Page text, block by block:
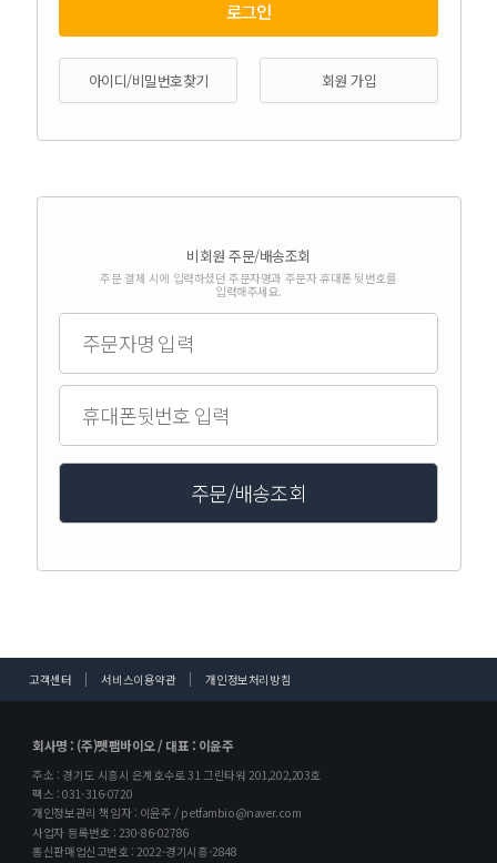
아이디/비밀번호찾기 회원 가입
비회원 주문/배송조회
주문 결제 시에 입력하셨던 주문자명과 주문자 휴대폰 뒷번호를
입력해주세요.
고객센터 서비스이용약관 개인정보처리방침
회사명 : (주)펫팸바이오 / 대표 : 이윤주
주소 : 경기도 시흥시 은계호수로 31 그린타워 201,202,203호
팩스 : 031-316-0720
개인정보관리 책임자 : 이윤주 / petfambio@naver.com
사업자 등록번호 : 230-86-02786
통신판매업신고번호 : 2022-경기시흥-2848